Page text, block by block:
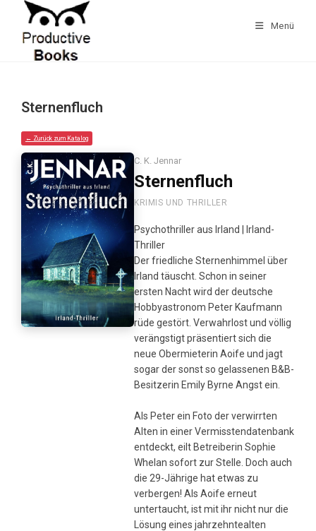
springen
Menü
Sternenfluch
← Zurück zum Katalog
C. K. Jennar
Sternenfluch
KRIMIS UND THRILLER
Psychothriller aus Irland | Irland-
Thriller
Der friedliche Sternenhimmel über
Irland täuscht. Schon in seiner
ersten Nacht wird der deutsche
Hobbyastronom Peter Kaufmann
rüde gestört. Verwahrlost und völlig
verängstigt präsentiert sich die
neue Obermieterin Aoife und jagt
sogar der sonst so gelassenen B&B-
Besitzerin Emily Byrne Angst ein.
Als Peter ein Foto der verwirrten
Alten in einer Vermisstendatenbank
entdeckt, eilt Betreiberin Sophie
Whelan sofort zur Stelle. Doch auch
die 29-Jährige hat etwas zu
verbergen! Als Aoife erneut
untertaucht, ist mit ihr nicht nur die
Lösung eines jahrzehntealten